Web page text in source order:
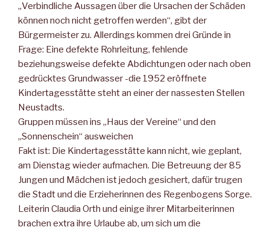
„Verbindliche Aussagen über die Ursachen der Schäden
können noch nicht getroffen werden“, gibt der
Bürgermeister zu. Allerdings kommen drei Gründe in
Frage: Eine defekte Rohrleitung, fehlende
beziehungsweise defekte Abdichtungen oder nach oben
gedrücktes Grundwasser -die 1952 eröffnete
Kindertagesstätte steht an einer der nassesten Stellen
Neustadts.
Gruppen müssen ins „Haus der Vereine“ und den
„Sonnenschein“ ausweichen
Fakt ist: Die Kindertagesstätte kann nicht, wie geplant,
am Dienstag wieder aufmachen. Die Betreuung der 85
Jungen und Mädchen ist jedoch gesichert, dafür trugen
die Stadt und die Erzieherinnen des Regenbogens Sorge.
Leiterin Claudia Orth und einige ihrer Mitarbeiterinnen
brachen extra ihre Urlaube ab, um sich um die